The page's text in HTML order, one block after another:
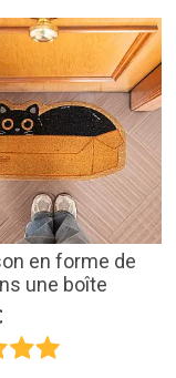
en forme de
une boîte